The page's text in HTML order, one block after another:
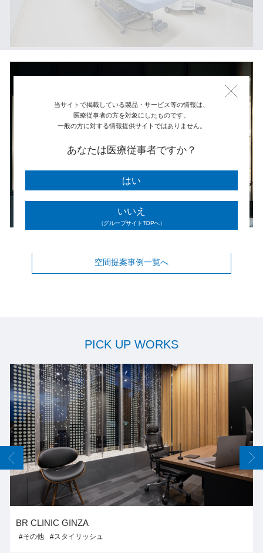
当サイトで掲載している製品・サービス等の情報は、
医療従事者の方を対象にしたものです。
一般の方に対する情報提供サイトではありません。
あなたは医療従事者ですか？
はい
いいえ
（グループサイトTOPへ）
空間提案事例一覧へ
PICK UP WORKS
ッシュ